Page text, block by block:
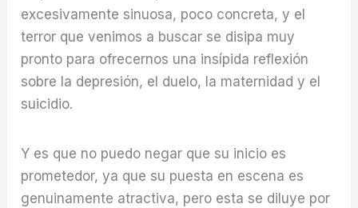
excesivamente sinuosa, poco concreta, y el
terror que venimos a buscar se disipa muy
pronto para ofrecernos una insípida reflexión
sobre la depresión, el duelo, la maternidad y el
suicidio.
Y es que no puedo negar que su inicio es
prometedor, ya que su puesta en escena es
genuinamente atractiva, pero esta se diluye por